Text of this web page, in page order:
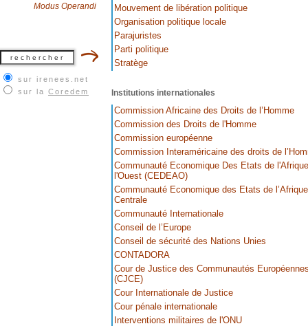
Modus Operandi
sur irenees.net
sur la Coredem
Mouvement de libération politique
Organisation politique locale
Parajuristes
Parti politique
Stratège
Institutions internationales
Commission Africaine des Droits de l’Homme
Commission des Droits de l'Homme
Commission européenne
Commission Interaméricaine des droits de
Communauté Economique Des Etats de
l'Ouest (CEDEAO)
Communauté Economique des Etats de l’Afrique
Centrale
Communauté Internationale
Conseil de l’Europe
Conseil de sécurité des Nations Unies
CONTADORA
Cour de Justice des Communautés
(CJCE)
Cour Internationale de Justice
Cour pénale internationale
Interventions militaires de l'ONU